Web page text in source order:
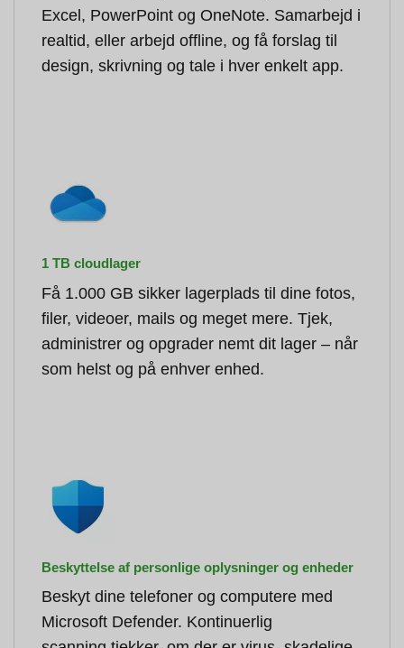
Excel, PowerPoint og OneNote. Samarbejd i
realtid, eller arbejd offline, og få forslag til
design, skrivning og tale i hver enkelt app.
1 TB cloudlager
Få 1.000 GB sikker lagerplads til dine fotos,
filer, videoer, mails og meget mere. Tjek,
administrer og opgrader nemt dit lager – når
som helst og på enhver enhed.
Beskyttelse af personlige oplysninger og enheder
Beskyt dine telefoner og computere med
Microsoft Defender. Kontinuerlig